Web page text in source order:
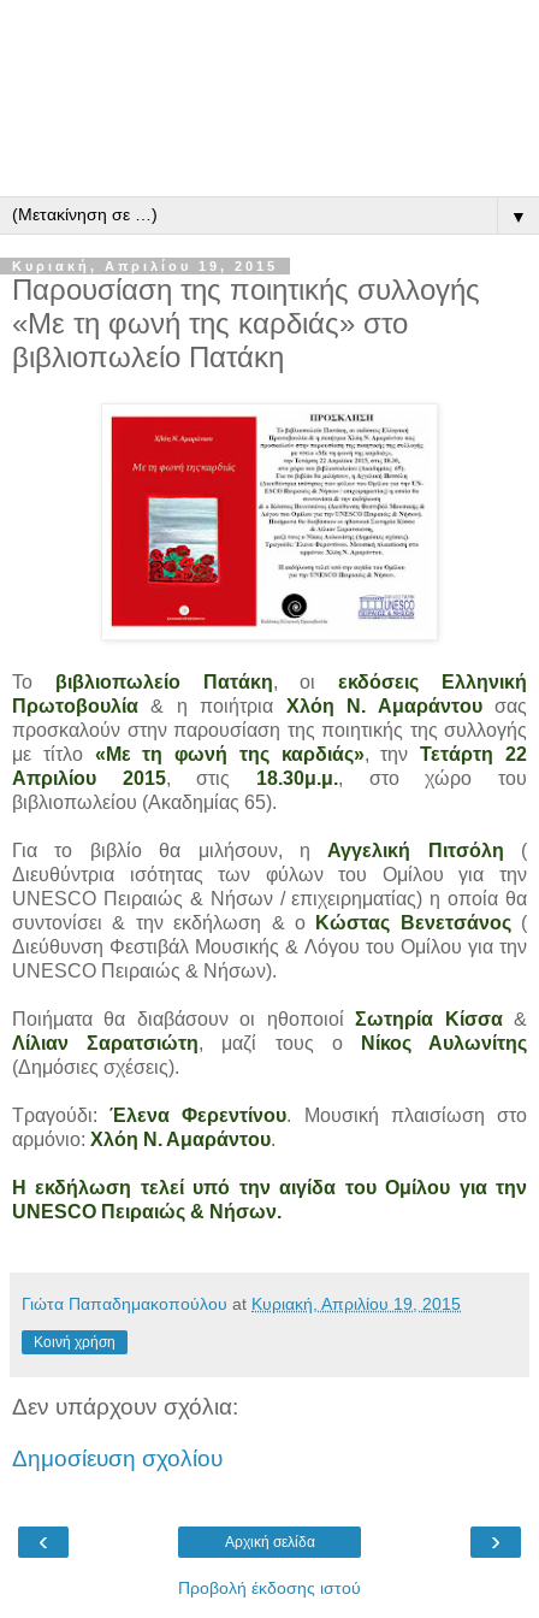
▼
Κυριακή, Απριλίου 19, 2015
Παρουσίαση της ποιητικής συλλογής
«Με τη φωνή της καρδιάς» στο
βιβλιοπωλείο Πατάκη
Το βιβλιοπωλείο Πατάκη, οιεκδόσεις Ελληνική
Πρωτοβουλία & η ποιήτρια Χλόη Ν. Αμαράντουσας
προσκαλούν στην παρουσίαση της ποιητικής της συλλογής
με τίτλο «Με τη φωνή της καρδιάς», τηνΤετάρτη 22
Απριλίου 2015, στις 18.30μ.μ., στο χώρο του
βιβλιοπωλείου (Ακαδημίας 65).
Για το βιβλίο θα μιλήσουν, ηΑγγελική Πιτσόλη (
Διευθύντρια ισότητας των φύλων του Ομίλου για την
UNESCO Πειραιώς & Νήσων / επιχειρηματίας) η οποία θα
συντονίσει & την εκδήλωση & ο
Κώστας Βενετσάνος(
Διεύθυνση Φεστιβάλ Μουσικής & Λόγου του Ομίλου για την
UNESCO Πειραιώς & Νήσων).
Ποιήματα θα διαβάσουν οι ηθοποιοίΣωτηρία Κίσσα&
Λίλιαν Σαρατσιώτη, μαζί τους ο
Νίκος Αυλωνίτης
(Δημόσιες σχέσεις).
Τραγούδι:Έλενα Φερεντίνου. Μουσική πλαισίωση στο
αρμόνιο: Χλόη Ν. Αμαράντου.
Η εκδήλωση τελεί υπό την αιγίδα του Ομίλου για την
UNESCO Πειραιώς & Νήσων.
Γιώτα Παπαδημακοπούλου at Κυριακή, Απριλίου 19, 2015
Κοινή χρήση
Δεν υπάρχουν σχόλια:
Δημοσίευση σχολίου
‹ ›
Αρχική σελίδα
Προβολή έκδοσης ιστού